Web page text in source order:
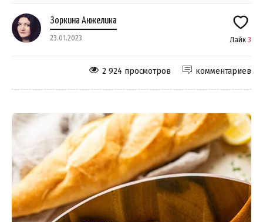
Зоркина Анжелика
23.01.2023 Лайк 3
комментариев
2 924 просмотров